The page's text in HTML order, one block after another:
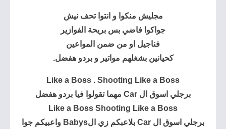
مجليش منكوا و انتوا تحف نيش
جواكوا فاضي بس بريحة الفوازير
فناجيل او من ضمن المواعين
كحيانين بشغلهم مواتير و بردو هفضل.
Like a Boss . Shooting Like a Boss
برجلي اسوق ال Car مهما تقولوا فيا بردو هفضل
Like a Boss Shooting Like a Boss
برجلي اسوق ال Car بلاعبكم زي الBabys واعبيكم جوا